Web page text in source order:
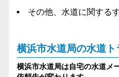
その他、水道に関する
横浜市水道局の水道
横浜市水道局は自宅の水道メ